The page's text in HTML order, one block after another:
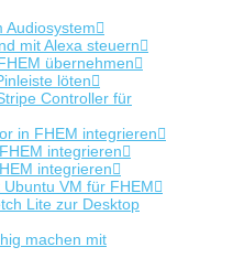
Audiosystem
mit Alexa steuern
übernehmen
löten
Controller für
in FHEM integrieren
integrieren
integrieren
VM für FHEM
Lite zur Desktop
machen mit